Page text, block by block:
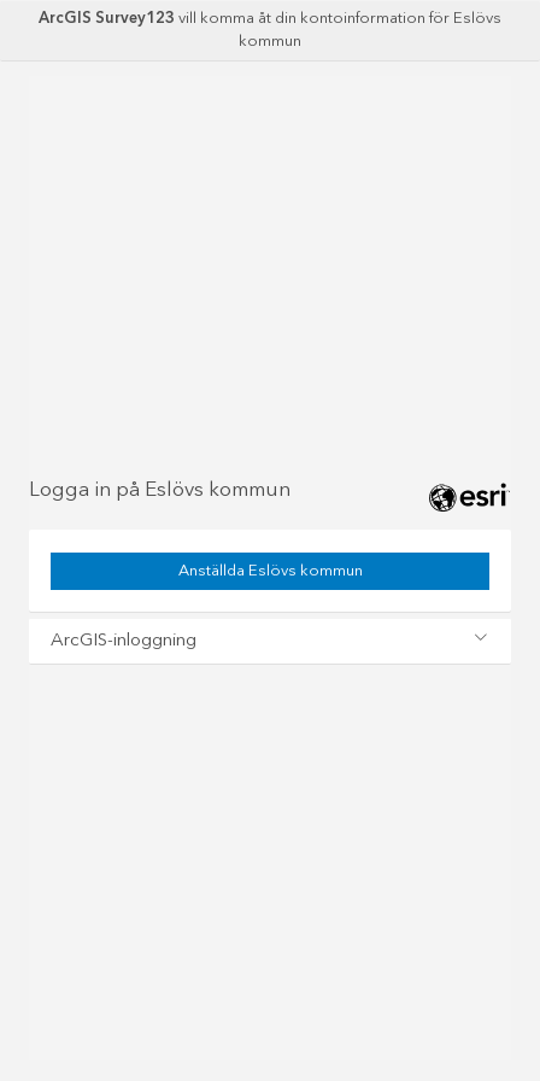
ArcGIS Survey123vill komma åt din kontoinformation för Eslövs
kommun
Logga in på Eslövs kommun
Anställda Eslövs kommun
ArcGIS-inloggning